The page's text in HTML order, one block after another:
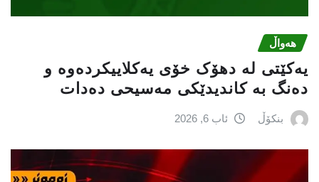
هەواڵ
یەکێتی لە دهۆک خۆی یەکلاییکردەوە و
دەنگ بە کاندیدێکی مەسیحی دەدات
بنکۆڵ ئاب 6, 2026